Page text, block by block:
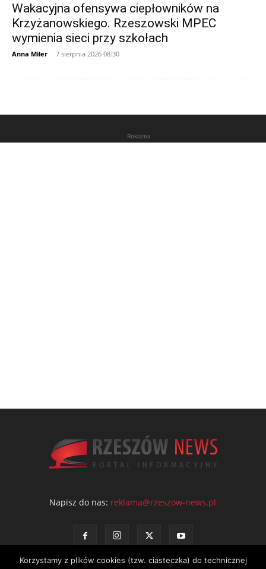
Wakacyjna ofensywa ciepłowników na
Krzyżanowskiego. Rzeszowski MPEC
wymienia sieci przy szkołach
Anna Miler - 7 sierpnia 2026 08:30
Reklama
Napisz do nas: reklama@rzeszow-news.pl
Korzystamy z plików cookies (tzw. ciasteczka) do technicznej